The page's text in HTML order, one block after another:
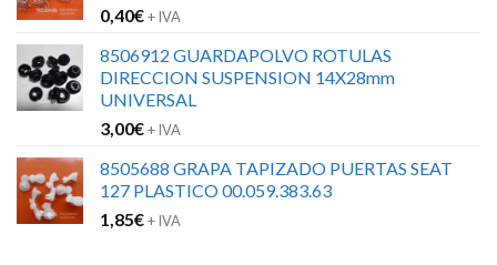
0,40€+ IVA
8506912 GUARDAPOLVO ROTULAS
DIRECCION SUSPENSION 14X28mm
UNIVERSAL
3,00€+ IVA
8505688 GRAPA TAPIZADO PUERTAS SEAT
127 PLASTICO 00.059.383.63
1,85€+ IVA